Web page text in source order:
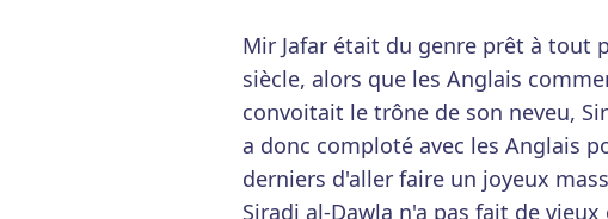
Mir Jafar était du genre prêt à tout
siècle, alors que les Anglais
convoitait le trône de son neveu,
a donc comploté avec les Anglais
derniers d'aller faire un joyeux
Siradj al-Dawla n'a pas fait de